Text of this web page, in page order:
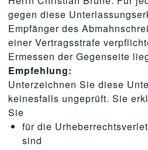
gegen diese
Empfänger des
einer Vertragsstrafe
Ermessen der Gegenseite
Empfehlung:
Unterzeichnen Sie diese
keinesfalls ungeprüft. Sie
Sie
für die
sind